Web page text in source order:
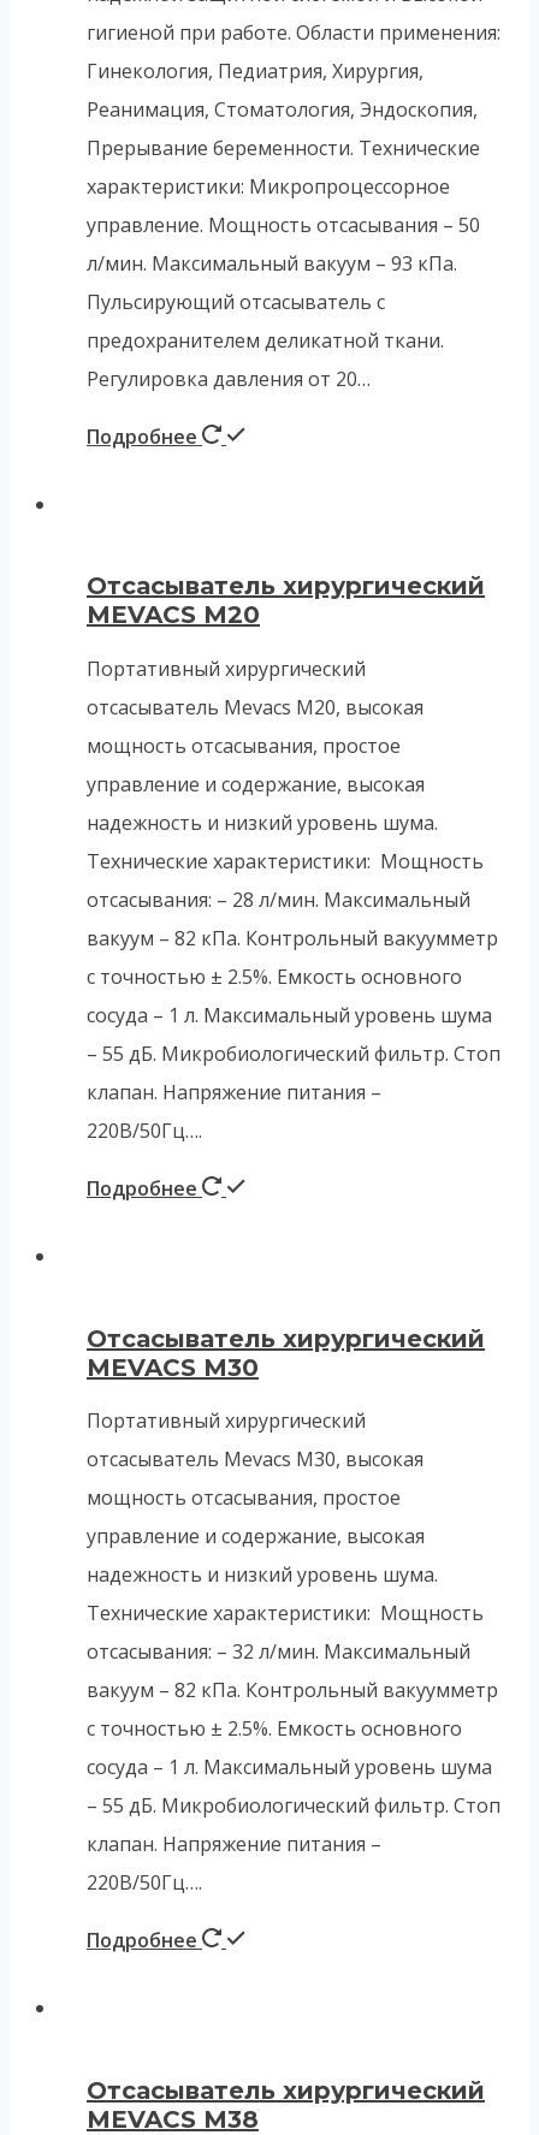
гигиеной при работе. Области применения:
Гинекология, Педиатрия, Хирургия,
Реанимация, Стоматология, Эндоскопия,
Прерывание беременности. Технические
характеристики: Микропроцессорное
управление. Мощность отсасывания – 50
л/мин. Максимальный вакуум – 93 кПа.
Пульсирующий отсасыватель с
предохранителем деликатной ткани.
Регулировка давления от 20…
Подробнее
Отсасыватель хирургический
MEVACS M20
Портативный хирургический
отсасыватель Mevacs M20, высокая
мощность отсасывания, простое
управление и содержание, высокая
надежность и низкий уровень шума.
Технические характеристики: Мощность
отсасывания: – 28 л/мин. Максимальный
вакуум – 82 кПа. Контрольный вакуумметр
с точностью ± 2.5%. Емкость основного
сосуда – 1 л. Максимальный уровень шума
– 55 дБ. Микробиологический фильтр. Стоп
клапан. Напряжение питания –
220В/50Гц….
Подробнее
Отсасыватель хирургический
MEVACS M30
Портативный хирургический
отсасыватель Mevacs M30, высокая
мощность отсасывания, простое
управление и содержание, высокая
надежность и низкий уровень шума.
Технические характеристики: Мощность
отсасывания: – 32 л/мин. Максимальный
вакуум – 82 кПа. Контрольный вакуумметр
с точностью ± 2.5%. Емкость основного
сосуда – 1 л. Максимальный уровень шума
– 55 дБ. Микробиологический фильтр. Стоп
клапан. Напряжение питания –
220В/50Гц….
Подробнее
Отсасыватель хирургический
MEVACS M38